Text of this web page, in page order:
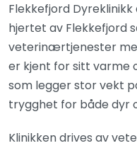
Flekkefjord
hjertet av Flekkefjord
veterinærtjenester
er kjent for sitt varme
som legger stor vekt
trygghet for både dyr
Klinikken drives av